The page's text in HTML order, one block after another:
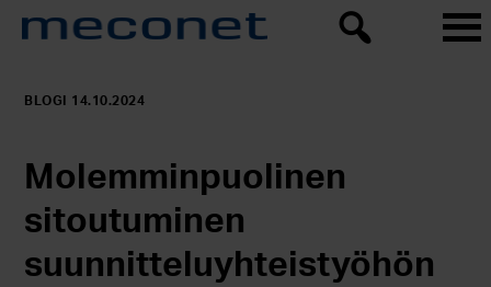
BLOGI 14.10.2024
Molemminpuolinen
sitoutuminen
suunnitteluyhteistyöhön